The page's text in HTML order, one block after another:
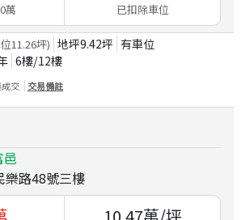
萬 已扣除車位
11.26坪) 地坪9.42坪 有車位
6樓/12樓
交 交易備註
邑
樂路48號三樓